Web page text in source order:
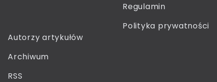
Regulamin
Polityka prywatności
Autorzy artykułów
Archiwum
RSS